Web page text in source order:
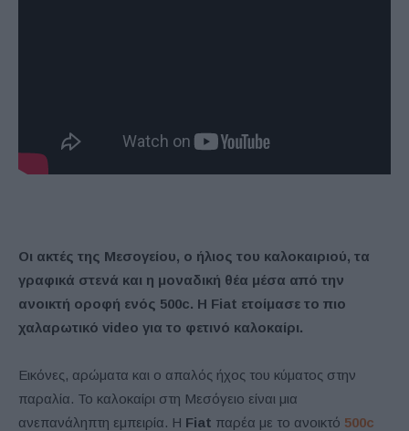
Οι ακτές της Μεσογείου, ο ήλιος του καλοκαιριού, τα
γραφικά στενά και η μοναδική θέα μέσα από την
ανοικτή οροφή ενός 500c. H Fiat ετοίμασε το πιο
χαλαρωτικό video για το φετινό καλοκαίρι.
Εικόνες, αρώματα και ο απαλός ήχος του κύματος στην
παραλία. Το καλοκαίρι στη Μεσόγειο είναι μια
ανεπανάληπτη εμπειρία. Η Fiat παρέα με το ανοικτό 500c